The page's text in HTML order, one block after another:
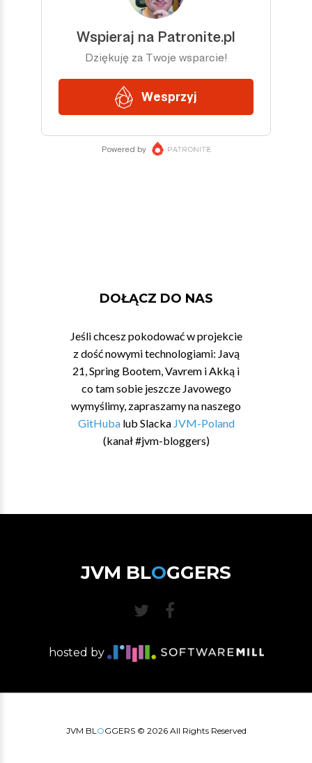
DOŁĄCZ DO NAS
Jeśli chcesz pokodować w projekcie
z dość nowymi technologiami: Javą
21, Spring Bootem, Vavrem i Akką i
co tam sobie jeszcze Javowego
wymyślimy, zapraszamy na naszego
GitHubalub Slacka JVM-Poland
(kanał #jvm-bloggers)
JVM BLOGGERS
hosted by
JVM BLOGGERS © 2026All Rights Reserved